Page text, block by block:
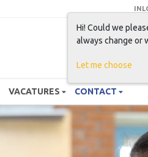
VACATURES CONTACT
Hi! Could we
always change or
Let me choose